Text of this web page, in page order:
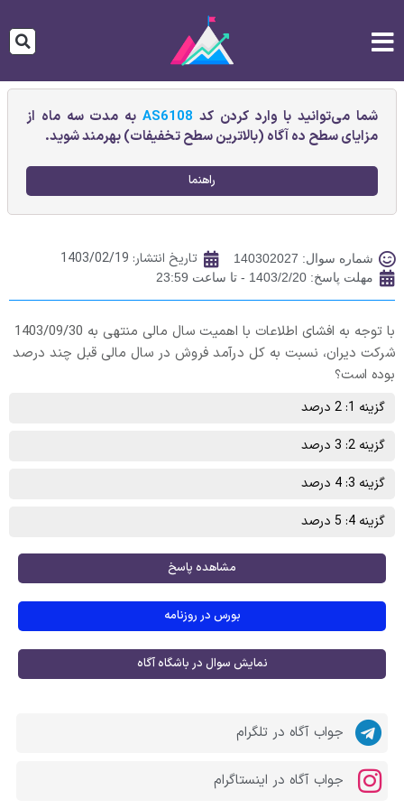
شما می‌توانید با وارد کردن کد AS6108به مدت سه ماه از
مزایای سطح ده آگاه (بالاترین سطح تخفیفات) بهرمند شوید.
راهنما
شماره سوال: 140302027 تاریخ انتشار: 1403/02/19
مهلت پاسخ: 1403/2/20 - تا ساعت 23:59
با توجه به افشای اطلاعات با اهمیت سال مالی منتهی به 1403/09/30
شرکت ديران، نسبت به كل درآمد فروش در سال مالی قبل چند درصد
بوده است؟
گزینه 1: 2 درصد
گزینه 2: 3 درصد
گزینه 3: 4 درصد
گزینه 4: 5 درصد
مشاهده پاسخ
بورس در روزنامه
نمایش سوال در باشگاه آگاه
جواب آگاه در تلگرام
جواب آگاه در اینستاگرام